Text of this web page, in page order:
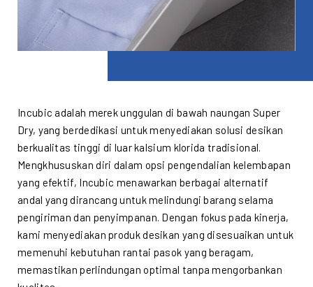
Incubic adalah merek unggulan di bawah naungan Super
Dry, yang berdedikasi untuk menyediakan solusi desikan
berkualitas tinggi di luar kalsium klorida tradisional.
Mengkhususkan diri dalam opsi pengendalian kelembapan
yang efektif, Incubic menawarkan berbagai alternatif
andal yang dirancang untuk melindungi barang selama
pengiriman dan penyimpanan. Dengan fokus pada kinerja,
kami menyediakan produk desikan yang disesuaikan untuk
memenuhi kebutuhan rantai pasok yang beragam,
memastikan perlindungan optimal tanpa mengorbankan